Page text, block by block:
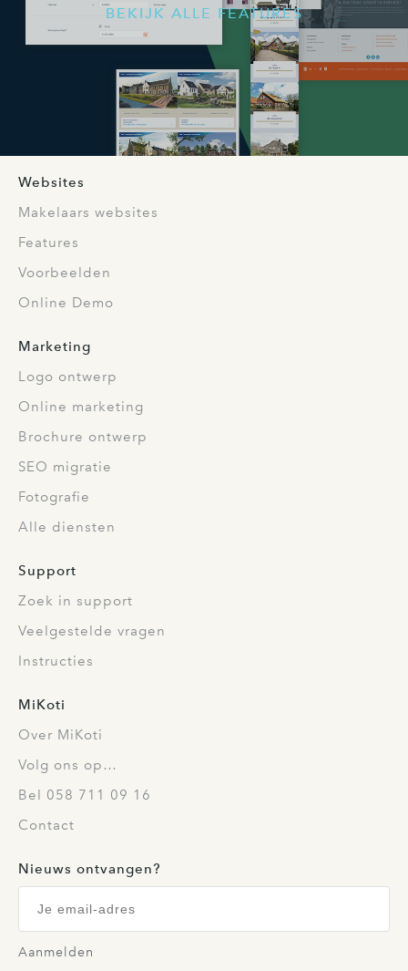
BEKIJK ALLE FEATURES
Websites
Makelaars websites
Features
Voorbeelden
Online Demo
Marketing
Logo ontwerp
Online marketing
Brochure ontwerp
SEO migratie
Fotografie
Alle diensten
Support
Zoek in support
Veelgestelde vragen
Instructies
MiKoti
Over MiKoti
Volg ons op…
Bel 058 711 09 16
Contact
Nieuws ontvangen?
Aanmelden